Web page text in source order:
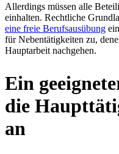
Allerdings müssen alle
einhalten. Rechtliche
eine freie Berufsausübung
für Nebentätigkeiten zu,
Hauptarbeit nachgehen.
Ein
die
an